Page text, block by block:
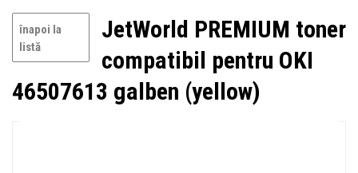
înapoi la
listă
JetWorld PREMIUM toner
compatibil pentru OKI
46507613 galben (yellow)